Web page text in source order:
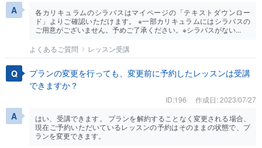
各カリキュラムのシラバスはマイページの「テキストダウンロー
ド」よりご確認いただけます。 ※一部カリキュラムにはシラバスの
ご用意がございません。予めご了承ください。※シラバスがない...
よくあるご質問
レッスン受講
プランの変更を行っても、変更前に予約したレッスンは受講
できますか？
ID:196
作成日: 2023/07/27
はい、受講できます。 プランを解約することなく変更される場合、
現在ご予約いただいているレッスンの予約はそのままの状態で、プ
ランを変更できます。